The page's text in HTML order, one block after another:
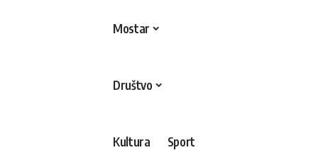
Mostar
Društvo
Kultura Sport